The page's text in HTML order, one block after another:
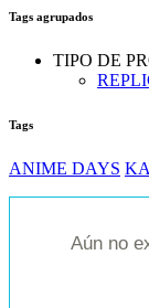
Tags agrupados
TIPO DE
Tags
ANIME DAYS
Aún no